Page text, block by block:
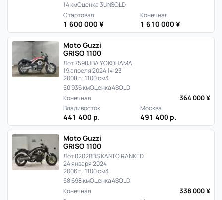
14 кмОценка 3UNSOLD
Стартовая
1 600 000 ¥
Конечная
1 610 000 ¥
Moto Guzzi
GRISO 1100
Лот 7598JBA YOKOHAMA
19 апреля 2024 14:23
2008 г., 1100 см3
50 936 кмОценка 4SOLD
Конечная
364 000 ¥
Владивосток
441 400 р.
Москва
491 400 р.
Moto Guzzi
GRISO 1100
Лот 0202BDS KANTO RANKED
24 января 2024
2006 г., 1100 см3
58 698 кмОценка 4SOLD
Конечная
338 000 ¥